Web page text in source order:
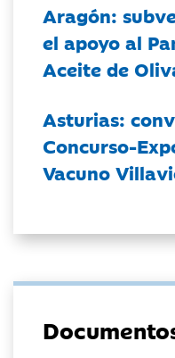
Aragón:
el apoyo al
Aceite de
Asturias:
Concurso-
Vacuno